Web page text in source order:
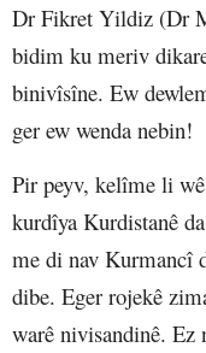
Dr Fikret Yildiz (Dr
bidim ku meriv
binivîsîne. Ew
ger ew wenda nebin!
Pir peyv, kelîme li
kurdîya Kurdistanê
me di nav Kurmancî
dibe. Eger rojekê
warê nivisandinê.